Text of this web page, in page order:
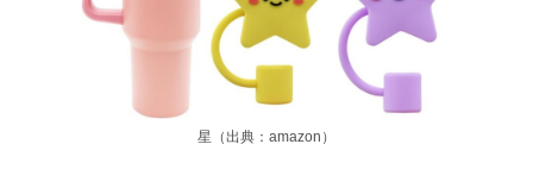
星（出典：amazon）